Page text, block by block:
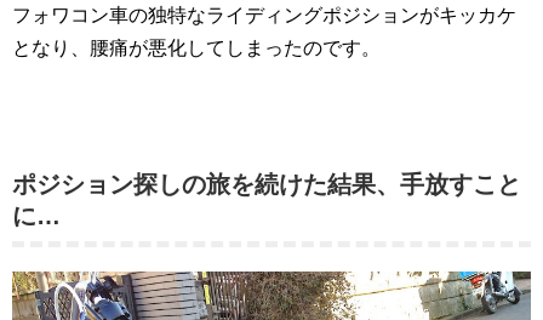
フォワコン車の独特なライディングポジションがキッカケ
となり、腰痛が悪化してしまったのです。
ポジション探しの旅を続けた結果、手放すこと
に…